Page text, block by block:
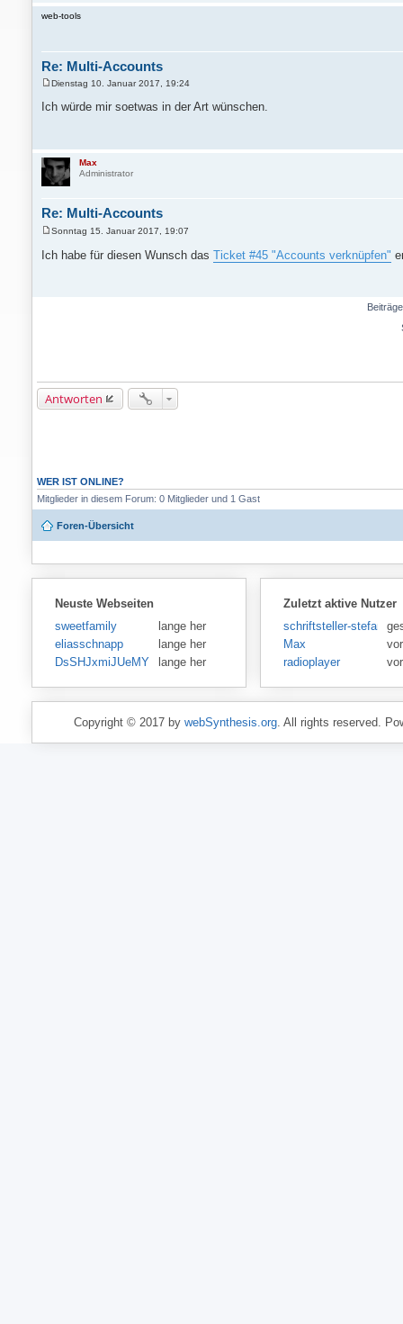
web-tools
Re: Multi-Accounts
e
i
g
Dienstag 10. Januar 2017, 19:24
Ich würde mir soetwas in der Art wünschen.
Max
Administrator
Re: Multi-Accounts
e
i
Sonntag 15. Januar 2017, 19:07
Ich habe für diesen Wunsch das Ticket #45 "Accounts verknüpfen"
Antworten
WER IST ONLINE?
Mitglieder in diesem Forum: 0 Mitglieder und 1 Gast
Foren-Übersicht
Neuste Webseiten
sweetfamily
lange her
eliasschnapp
lange her
DsSHJxmiJUeMY
lange her
Zuletzt aktive Nutzer
schriftsteller-stefansen
Max
radioplayer
Copyright © 2017 by webSynthesis.org. All rights reserved.